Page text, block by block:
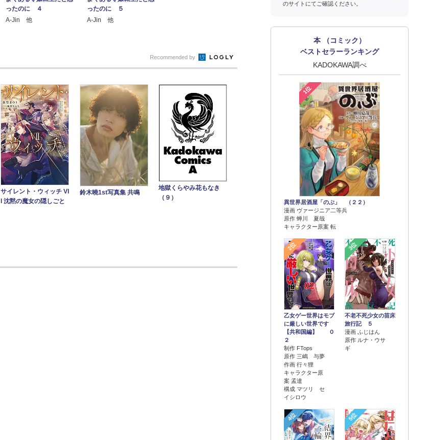
ったのに ４
A-Jin 他
ったのに ５
A-Jin 他
のサイトにてご確認ください。
本 （コミック）
ベストセラーランキング
KADOKAWA調べ
1位
異世界居酒屋「のぶ」 （２２）
漫画 ヴァージニア二等兵
原作 蝉川 夏哉
キャラクター原案 転
2位
乙女ゲー世界はモブ
に厳しい世界です
【共和国編】 ０
２
制作 FTops
原作 三嶋 与夢
作画 行々狸
キャラクター原
案 孟達
構成 マツリ セ
イシロウ
3位
不老不死少女の苗床
旅行記 ５
漫画 ふじはん
原作 ルナ・ウサ
ギ
4位 5位
Recommended by
サイレント・ウィッチ VI
I 沈黙の魔女の隠しごと
鈴木曉1st写真集 共鳴
地獄くらやみ花もなき
（９）